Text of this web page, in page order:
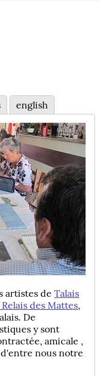
english
artistes deTalais
Relais des Mattes,
De
y sont
amicale ,
nous notre